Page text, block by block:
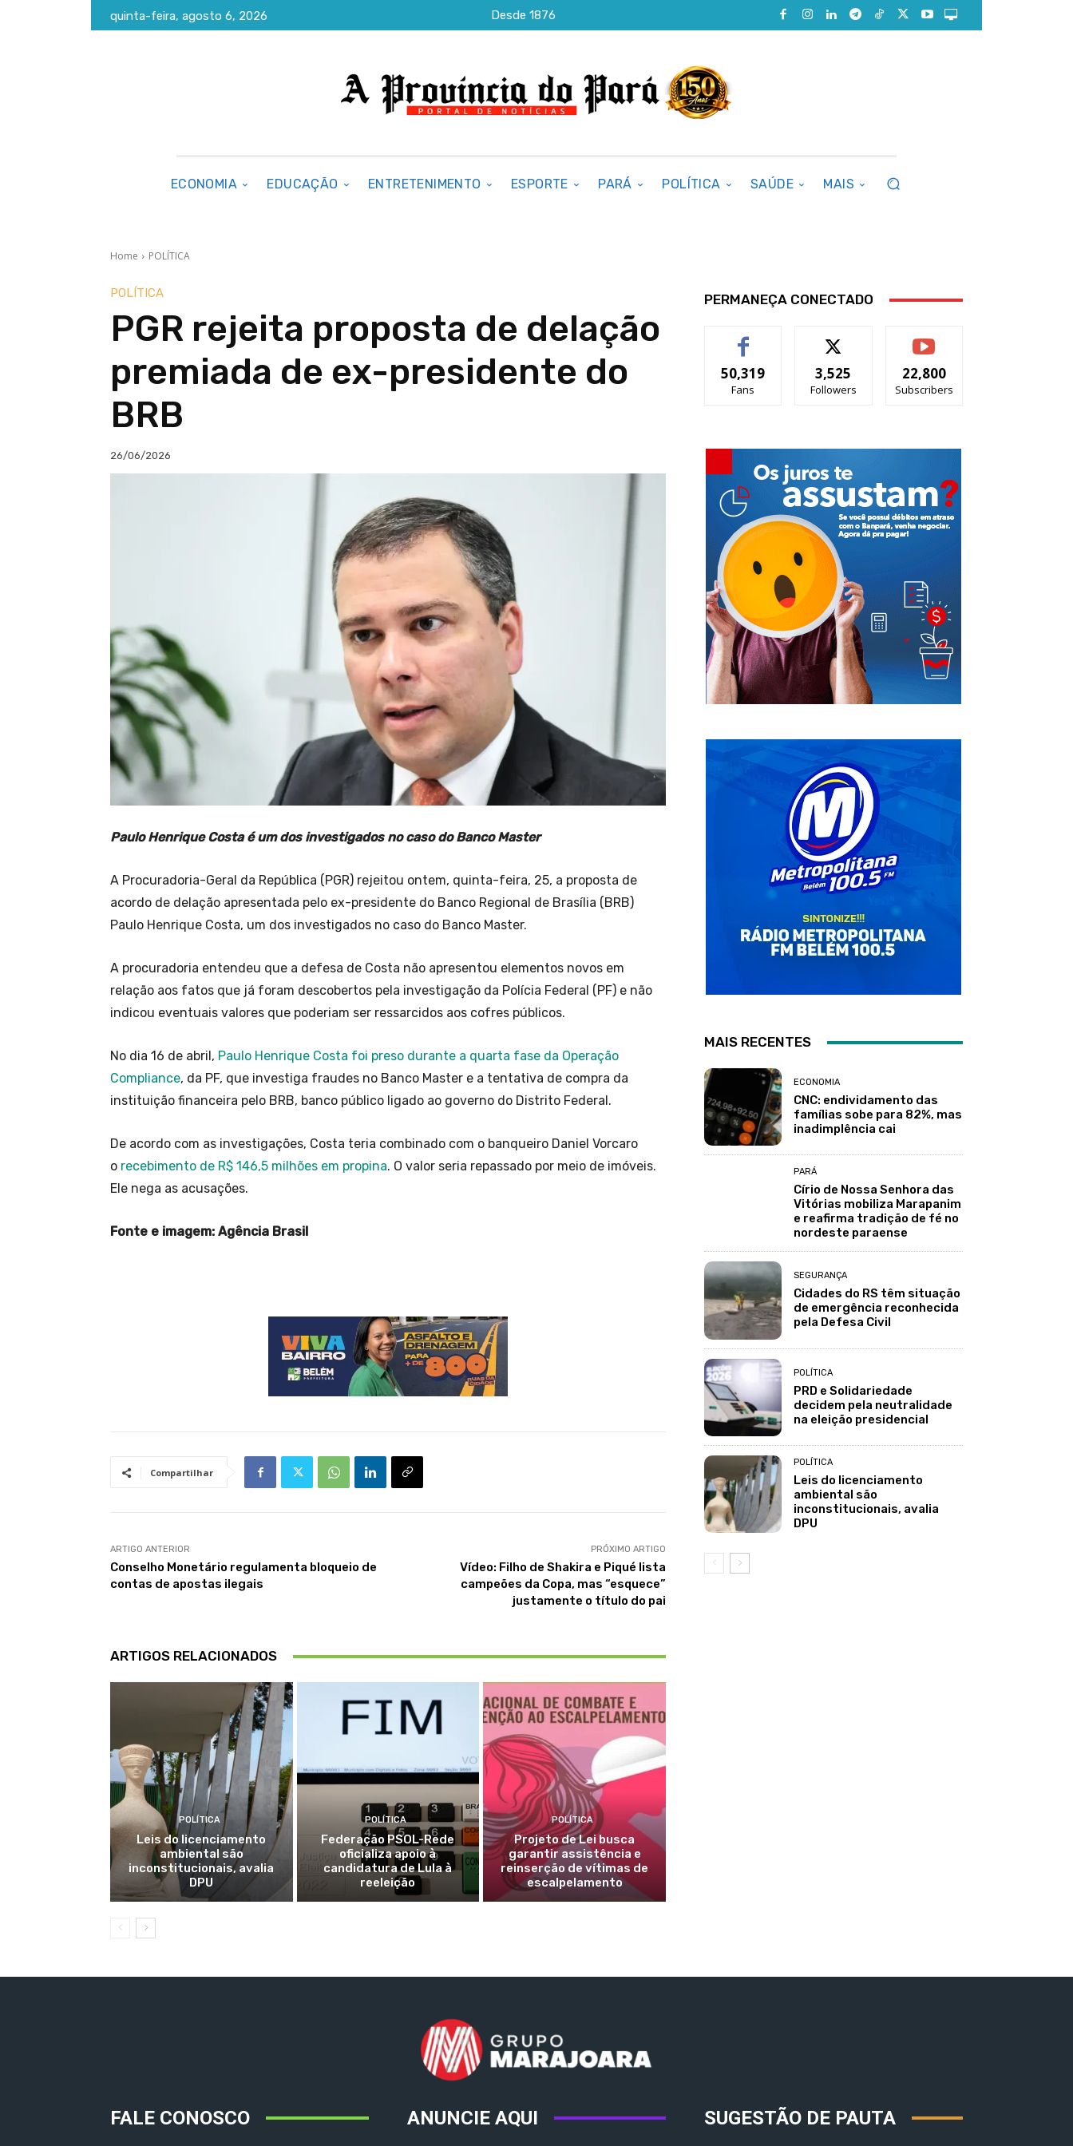
quinta-feira, agosto 6, 2026 Desde 1876
ECONOMIA EDUCAÇÃO ENTRETENIMENTO ESPORTE PARÁ POLÍTICA SAÚDE MAIS
Home POLÍTICA
POLÍTICA
PGR rejeita proposta de delação
premiada de ex-presidente do
BRB
26/06/2026
Paulo Henrique Costa é um dos investigados no caso do Banco Master
A Procuradoria-Geral da República (PGR) rejeitou ontem, quinta-feira, 25, a proposta de
acordo de delação apresentada pelo ex-presidente do Banco Regional de Brasília (BRB)
Paulo Henrique Costa, um dos investigados no caso do Banco Master.
A procuradoria entendeu que a defesa de Costa não apresentou elementos novos em
relação aos fatos que já foram descobertos pela investigação da Polícia Federal (PF) e não
indicou eventuais valores que poderiam ser ressarcidos aos cofres públicos.
No dia 16 de abril, Paulo Henrique Costa foi preso durante a quarta fase da Operação
Compliance, da PF, que investiga fraudes no Banco Master e a tentativa de compra da
instituição financeira pelo BRB, banco público ligado ao governo do Distrito Federal.
De acordo com as investigações, Costa teria combinado com o banqueiro Daniel Vorcaro
o recebimento de R$ 146,5 milhões em propina. O valor seria repassado por meio de imóveis.
Ele nega as acusações.
Fonte e imagem: Agência Brasil
Compartilhar
ARTIGO ANTERIOR
Conselho Monetário regulamenta bloqueio de
contas de apostas ilegais
PRÓXIMO ARTIGO
Vídeo: Filho de Shakira e Piqué lista
campeões da Copa, mas “esquece”
justamente o título do pai
ARTIGOS RELACIONADOS
POLÍTICA
Leis do licenciamento
ambiental são
inconstitucionais, avalia
DPU
POLÍTICA
Federação PSOL-Rede
oficializa apoio à
candidatura de Lula à
reeleição
POLÍTICA
Projeto de Lei busca
garantir assistência e
reinserção de vítimas de
escalpelamento
PERMANEÇA CONECTADO
50,319
Fans
3,525
Followers
22,800
Subscribers
MAIS RECENTES
ECONOMIA
CNC: endividamento das
famílias sobe para 82%, mas
inadimplência cai
PARÁ
Círio de Nossa Senhora das
Vitórias mobiliza Marapanim
e reafirma tradição de fé no
nordeste paraense
SEGURANÇA
Cidades do RS têm situação
de emergência reconhecida
pela Defesa Civil
POLÍTICA
PRD e Solidariedade
decidem pela neutralidade
na eleição presidencial
POLÍTICA
Leis do licenciamento
ambiental são
inconstitucionais, avalia
DPU
FALE CONOSCO ANUNCIE AQUI SUGESTÃO DE PAUTA